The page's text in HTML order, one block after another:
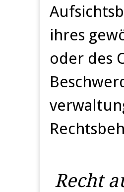
ihres
oder des
Recht